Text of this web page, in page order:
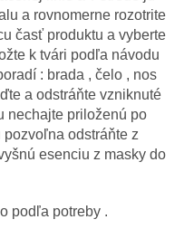
a rovnomerne rozotrite
časť produktu a vyberte
k tvári podľa návodu
: brada , čelo , nos
a odstráňte vzniknuté
nechajte priloženú po
pozvoľna odstráňte z
esenciu z masky do
podľa potreby .